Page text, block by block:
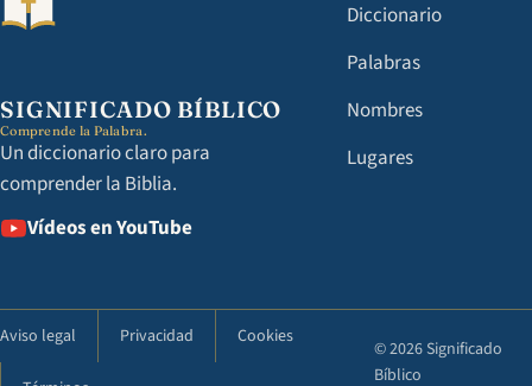
SIGNIFICADO BÍBLICO
Comprende la Palabra.
Un diccionario claro para
comprender la Biblia.
Vídeos en YouTube
Diccionario
Palabras
Nombres
Lugares
Aviso legal Privacidad Cookies
© 2026 Significado
Bíblico